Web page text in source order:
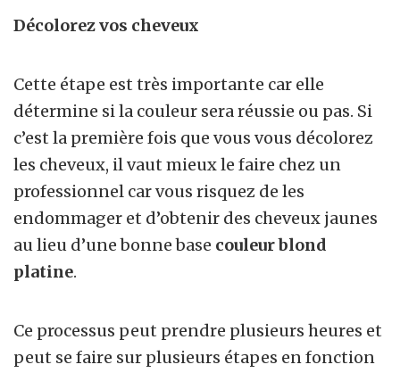
Décolorez vos cheveux
Cette étape est très importante car elle
détermine si la couleur sera réussie ou pas. Si
c’est la première fois que vous vous décolorez
les cheveux, il vaut mieux le faire chez un
professionnel car vous risquez de les
endommager et d’obtenir des cheveux jaunes
au lieu d’une bonne base couleur blond
platine.
Ce processus peut prendre plusieurs heures et
peut se faire sur plusieurs étapes en fonction